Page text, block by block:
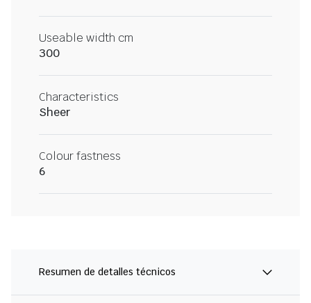
Useable width cm
300
Characteristics
Sheer
Colour fastness
6
Resumen de detalles técnicos